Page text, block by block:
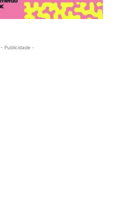
- Publicidade -